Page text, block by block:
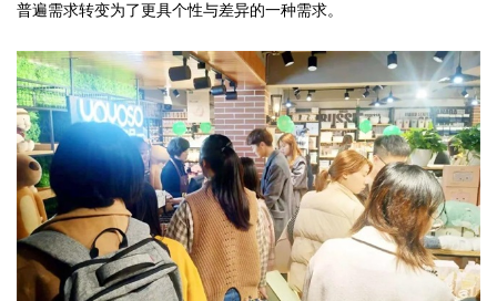
普遍需求转变为了更具个性与差异的一种需求。